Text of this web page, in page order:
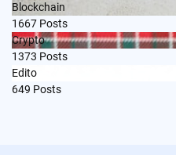
Blockchain
1667 Posts
Crypto
1373 Posts
Edito
649 Posts